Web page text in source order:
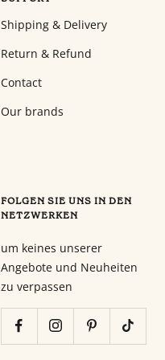
Shipping & Delivery
Return & Refund
Contact
Our brands
FOLGEN SIE UNS IN DEN
NETZWERKEN
um keines unserer
Angebote und Neuheiten
zu verpassen